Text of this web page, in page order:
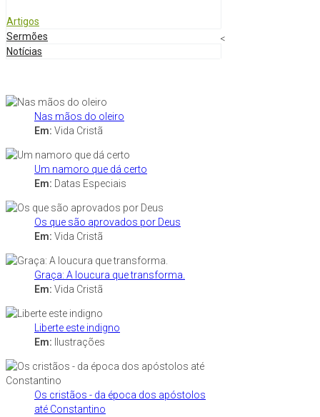
Artigos
Sermões
Notícias
Nas mãos do oleiro
Em: Vida Cristã
Um namoro que dá certo
Em: Datas Especiais
Os que são aprovados por Deus
Em: Vida Cristã
Graça: A loucura que transforma.
Em: Vida Cristã
Liberte este indigno
Em: Ilustrações
Os cristãos - da época dos apóstolos
até Constantino
<